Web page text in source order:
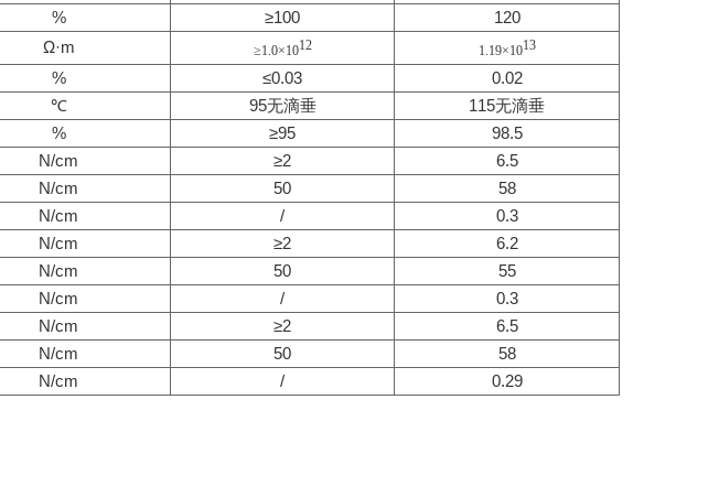
% ≥100
120
Ω·m ≥1.0×1012 1.19×1013
% ≤0.03
0.02
℃ 95无滴垂
115无滴垂
% ≥95 98.5
N/cm ≥2
6.5
N/cm 50
58
N/cm / 0.3
N/cm ≥2
6.2
N/cm 50
55
N/cm / 0.3
N/cm ≥2
6.5
N/cm 50
58
N/cm /
0.29